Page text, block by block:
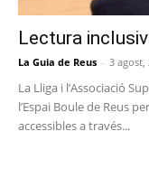
Lectura
La Guia de Reus - 3 agost,
La Lliga i l’Associació
l’Espai Boule de Reus
accessibles a través...